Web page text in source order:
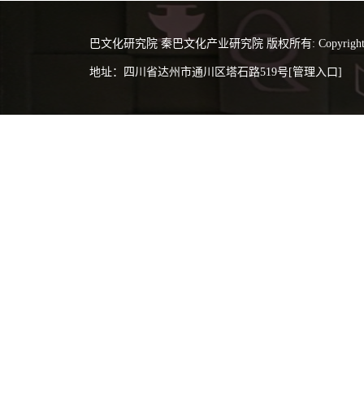
巴文化研究院 秦巴文化产业研究院 版权所有: Copyright
地址：四川省达州市通川区塔石路519号 [管理入口]